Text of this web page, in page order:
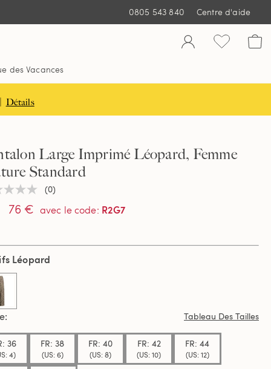
0805 543 840 Centre d'aide
des Vacances
Détails
Large Imprimé Léopard, Femme
Standard
(0)
76 € avec le code: R2G7
Léopard
Tableau Des Tailles
36
4)
FR: 38
(US: 6)
FR: 40
(US: 8)
FR: 42
(US: 10)
FR: 44
(US: 12)